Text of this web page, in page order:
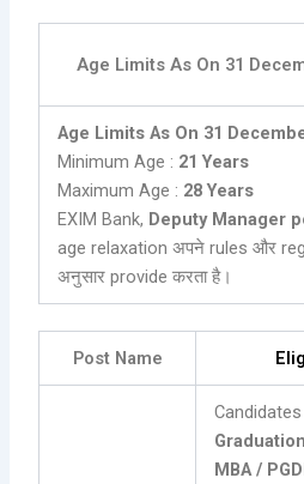
Age Limits As On 31
Age Limits As On 31
Minimum Age : 21 Years
Maximum Age : 28 Years
EXIM Bank, Deputy Manager
age relaxation अपने rules और
अनुसार provide करता है।
Post Name
MBA /